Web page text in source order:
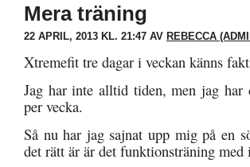
Mera träning
22 APRIL, 2013 KL. 21:47 AV REBECCA
Xtremefit tre dagar i veckan känns
Jag har inte alltid tiden, men jag
per vecka.
Så nu har jag sajnat upp mig på en
det rätt är är det funktionsträning